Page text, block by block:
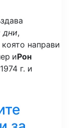
дни,
направи
иРон
г. и